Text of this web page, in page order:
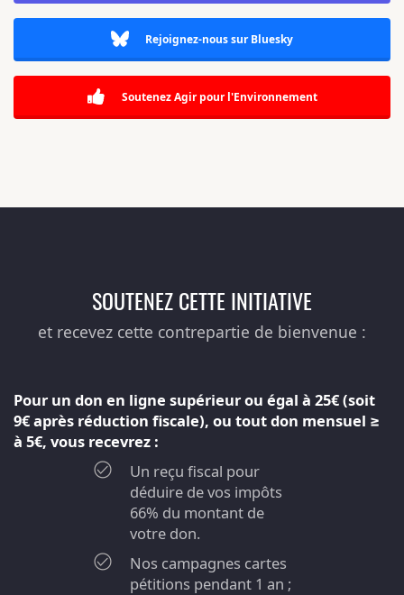
Rejoignez-nous sur Bluesky
Soutenez Agir pour l'Environnement
SOUTENEZ CETTE INITIATIVE
et recevez cette contrepartie de bienvenue :
Pour un don en ligne supérieur ou égal à 25€ (soit
9€ après réduction fiscale), ou tout don mensuel ≥
à 5€, vous recevrez :
Un reçu fiscal pour
déduire de vos impôts
66% du montant de
votre don.
Nos campagnes cartes
pétitions pendant 1 an ;